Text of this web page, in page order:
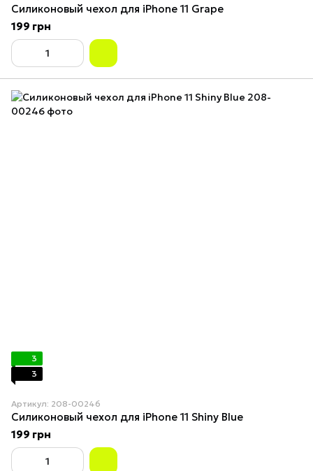
Силиконовый чехол для iPhone 11 Grape
199 грн
3
3
Артикул: 208-00246
Силиконовый чехол для iPhone 11 Shiny Blue
199 грн